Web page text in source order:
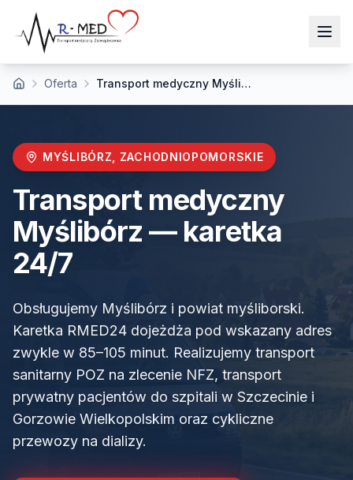
Strona główna
Oferta Transport medyczny Myślibórz
MYŚLIBÓRZ ZACHODNIOPOMORSKIE
Transport medyczny
Myślibórz — karetka
24/7
Obsługujemy Myślibórz i powiat myśliborski.
Karetka RMED24 dojeżdża pod wskazany adres
zwykle w 85–105 minut. Realizujemy transport
sanitarny POZ na zlecenie NFZ, transport
prywatny pacjentów do szpitali w Szczecinie i
Gorzowie Wielkopolskim oraz cykliczne
przewozy na dializy.